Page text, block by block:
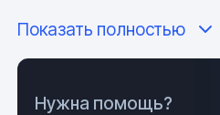
кристаллического
конструкционным
представляет опасности
Показать полностью
Нужна помощь?